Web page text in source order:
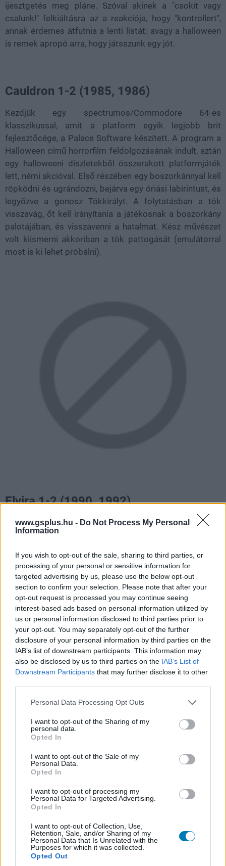
www.gsplus.hu - Do Not Process My Personal
Information
If you wish to opt-out of the sale, sharing to third parties, or
processing of your personal or sensitive information for
targeted advertising by us, please use the below opt-out
section to confirm your selection. Please note that after your
opt-out request is processed you may continue seeing
interest-based ads based on personal information utilized by
us or personal information disclosed to third parties prior to
your opt-out. You may separately opt-out of the further
disclosure of your personal information by third parties on the
IAB’s list of downstream participants. This information may
also be disclosed by us to third parties on the IAB’s List of
Downstream Participants that may further disclose it to other
Please note that this website/app uses one or more Google
not limited to your visit or usage behaviour. You may click to
grant or deny consent to Google and its third-party tags to
use your data for below specified purposes in below Google
consent section.
Personal Data Processing Opt Outs
I want to opt-out of the Sharing of my
personal data.
Opted In
I want to opt-out of the Sale of my
Personal Data.
Opted In
I want to opt-out of processing my
Personal Data for Targeted Advertising.
Opted In
I want to opt-out of Collection, Use,
Retention, Sale, and/or Sharing of my
Personal Data that Is Unrelated with the
Purposes for which it was collected.
Opted Out
ijesztgetés meg pláne. Szóval akinek a "csokit vagy
csalunk!" felkiáltásra az a reakciója, hogy "kontrollert",
annak érdemes átfutnia a lenti listát; avagy a halloween
is remek apropó arra, hogy játsszunk egy jót.
Cauldron 1-2 (1985, 1986)
Kezdjük egy spectrumos/Commodore 64-es
klasszikussal, amit a platform egyik legjobb brit
fejlesztőcége, a Palace Software készített. A program a
Halloween című horrorfilm feldolgozásának indult, aztán
egy halloweeni díszletekből összerakott platformjáték
lett, némi akcióval. Első részében egy boszorkánnyal kell
röpködni és ugrándozni, bejárva egy óriási labirintust, és
legyőzve a gonosz Tökkirályt. A folytatásban a tök
visszavág, őt kell irányítania a játékosnak a boszorkány
palotájában, és visszavenni a hatalmat. Kész művészet
volt kiismerni akkoriban a tök pattogását (emulátorral
most is ki lehet próbálni).
Elvira 1-2 (1990, 1992)
Elvira 1981-ben mutatkozott be a Movie Macabre című
amerikai tévéműsorban: a hosszú combú, mellben erős,
horrorfilmeket ajánlott a nézőknek. A sorozat évekig
sikerrel futott, Elvira pedig - akit a korábban Bond- és
Fellini-filmben is szereplő Cassandra Peterson formált
meg - a nyolcvanas évek egyik popkulturális ikonja lett.
Nem meglepő tehát, hogy két kalandjáték is készült róla
a Horrorsoft fejlesztésében, Mistress of the Dark, illetve
The Jaws of Cerberus alcímmel. Mindkettőben
megtalálható az Elvira karakterére jellemző önirónia,
ugyanakkor rengeteg véres módon lehet elhalálozni
bennük - ami nem feltétlenül megszokott a
kalandjátékoktól. Halloween ugyan nem kerül elő
bennük, a két játék mégis autentikus halloweeni